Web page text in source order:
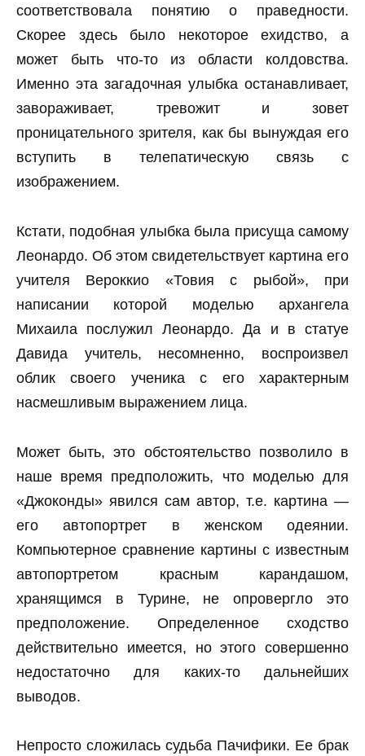
соответствовала понятию о праведности.
Скорее здесь было некоторое ехидство, а
может быть что-то из области колдовства.
Именно эта загадочная улыбка останавливает,
завораживает, тревожит и зовет
проницательного зрителя, как бы вынуждая его
вступить в телепатическую связь с
изображением.
Кстати, подобная улыбка была присуща самому
Леонардо. Об этом свидетельствует картина его
учителя Вероккио «Товия с рыбой», при
написании которой моделью архангела
Михаила послужил Леонардо. Да и в статуе
Давида учитель, несомненно, воспроизвел
облик своего ученика с его характерным
насмешливым выражением лица.
Может быть, это обстоятельство позволило в
наше время предположить, что моделью для
«Джоконды» явился сам автор, т.е. картина —
его автопортрет в женском одеянии.
Компьютерное сравнение картины с известным
автопортретом красным карандашом,
хранящимся в Турине, не опровергло это
предположение. Определенное сходство
действительно имеется, но этого совершенно
недостаточно для каких-то дальнейших
выводов.
Непросто сложилась судьба Пачифики. Ее брак